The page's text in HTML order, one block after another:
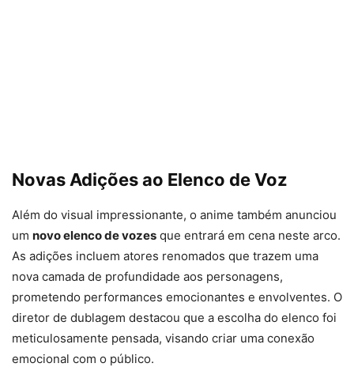
Novas Adições ao Elenco de Voz
Além do visual impressionante, o anime também anunciou
um novo elenco de vozes que entrará em cena neste arco.
As adições incluem atores renomados que trazem uma
nova camada de profundidade aos personagens,
prometendo performances emocionantes e envolventes. O
diretor de dublagem destacou que a escolha do elenco foi
meticulosamente pensada, visando criar uma conexão
emocional com o público.